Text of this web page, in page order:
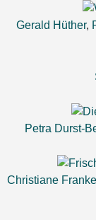
Gerald Hüther,
Petra Durst-
Christiane Franke